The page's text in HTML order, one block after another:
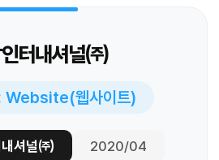
터내셔널㈜
Website(웹사이트)
내셔널㈜ 2020/04